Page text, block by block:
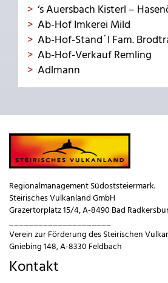
‘s Auersbach Kisterl –
Ab-Hof Imkerei Mild
Ab-Hof-Stand´l Fam.
Ab-Hof-Verkauf Remling
Adlmann
Regionalmanagement Südoststeiermark.
Steirisches Vulkanland GmbH
Grazertorplatz 15/4, A-8490 Bad
_____________________
Verein zur Förderung des Steirischen
Gniebing 148, A-8330 Feldbach
Kontakt